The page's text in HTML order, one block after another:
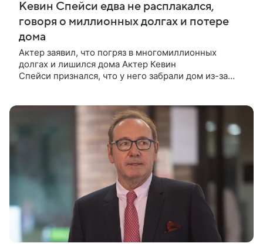
Кевин Спейси едва не расплакался,
говоря о миллионных долгах и потере
дома
Актер заявил, что погряз в многомиллионных
долгах и лишился дома Актер Кевин
Спейси признался, что у него забрали дом из-за